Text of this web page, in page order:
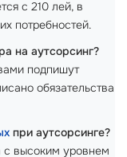
с 210 лей, в
потребностей.
на аутсорсинг?
подпишут
обязательства
при аутсорсинге?
с высоким уровнем